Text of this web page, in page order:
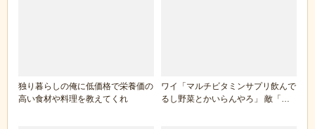
独り暮らしの俺に低価格で栄養価の
高い食材や料理を教えてくれ
ワイ「マルチビタミンサプリ飲んで
るし野菜とかいらんやろ」 敵「そ